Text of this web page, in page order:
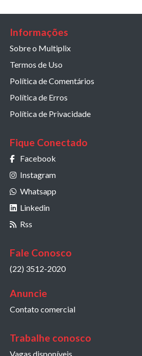
Informações
Sobre o Multiplix
Termos de Uso
Política de Comentários
Política de Erros
Política de Privacidade
Fique Conectado
Facebook
Instagram
Whatsapp
Linkedin
Rss
Fale Conosco
(22) 3512-2020
Anuncie
Contato comercial
Trabalhe conosco
Vagas disponíveis